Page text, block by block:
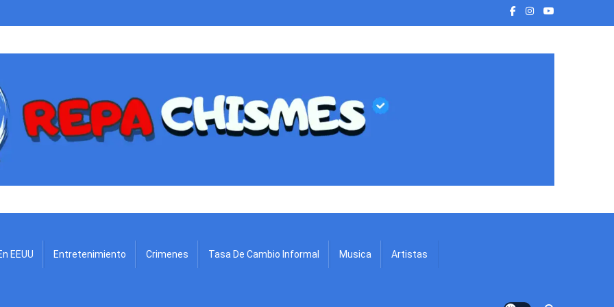
EEUU Entretenimiento Crimenes Tasa De Cambio Informal Musica Artistas